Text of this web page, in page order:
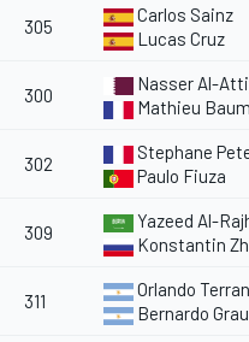
305
Carlos Sainz
Lucas Cruz
300
Nasser Al-
Mathieu
302
Stephane
Paulo Fiuza
309
Yazeed Al-
Konstantin
311
Orlando
Bernardo